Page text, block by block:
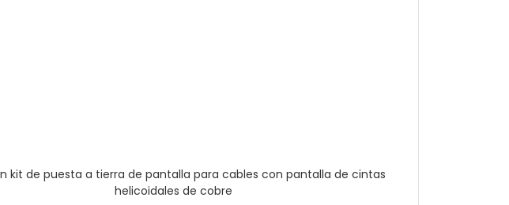
kit de puesta a tierra de pantalla para cables con pantalla de cintas
helicoidales de cobre